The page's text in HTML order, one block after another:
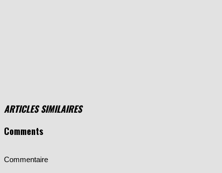
ARTICLES SIMILAIRES
Comments
Commentaire